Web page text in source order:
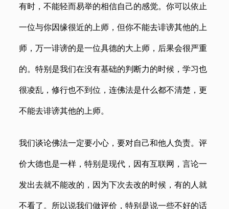
有时，不能轻而易举的相信自己的感觉。你可以依止
一位与你因缘很近的上师，但你不能去诽谤其他的上
师，万一诽谤的是一位具德的大上师，后果会很严重
的。特别是我们在没有基础的判断力的时候，学习也
很凌乱，修行也不到位，连佛法是什么都不清楚，更
不能去诽谤其他的上师。
我们谈论佛法一定要小心，要对自己和他人负责。评
价大德也是一样，特别是现代，因有互联网，言论一
发出去就不能改的，因为下次去改的时候，有的人就
不看了。所以说我们做评价，特别是说一些不好的话